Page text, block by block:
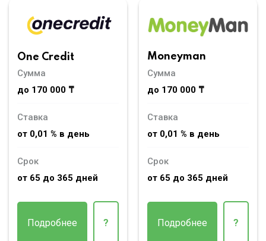
One Credit
Сумма
до 170 000 ₸
Ставка
от 0,01 % в день
Срок
от 65 до 365 дней
Подробнее ?
Moneyman
Сумма
до 170 000 ₸
Ставка
от 0,01 % в день
Срок
от 65 до 365 дней
Подробнее ?